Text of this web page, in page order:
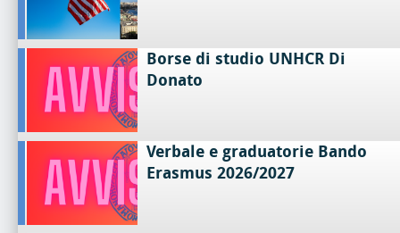
Borse di studio UNHCR Di
Donato
Verbale e graduatorie Bando
Erasmus 2026/2027